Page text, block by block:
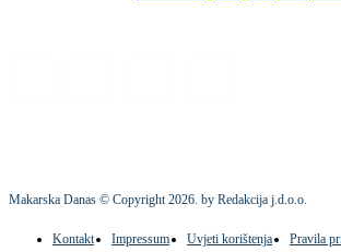
Makarska Danas © Copyright2026. by Redakcija j.d.o.o.
Kontakt Impressum Uvjeti korištenja Pravila